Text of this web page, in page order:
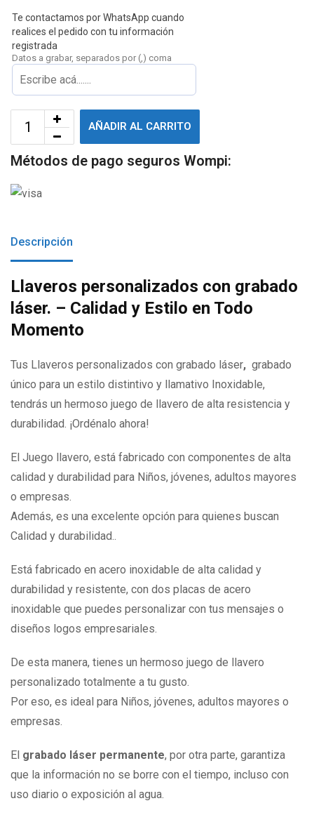
Te contactamos por WhatsApp cuando
realices el pedido con tu información
registrada
Datos a grabar, separados por (,) coma
AÑADIR AL CARRITO
Métodos de pago seguros Wompi:
Descripción
Llaveros personalizados con grabado
láser. – Calidad y Estilo en Todo
Momento
Tus Llaveros personalizados con grabado láser, grabado
único para un estilo distintivo y llamativo Inoxidable,
tendrás un hermoso juego de llavero de alta resistencia y
durabilidad. ¡Ordénalo ahora!
El Juego llavero, está fabricado con componentes de alta
calidad y durabilidad para Niños, jóvenes, adultos mayores
o empresas.
Además, es una excelente opción para quienes buscan
Calidad y durabilidad..
Está fabricado en acero inoxidable de alta calidad y
durabilidad y resistente, con dos placas de acero
inoxidable que puedes personalizar con tus mensajes o
diseños logos empresariales.
De esta manera, tienes un hermoso juego de llavero
personalizado totalmente a tu gusto.
Por eso, es ideal para Niños, jóvenes, adultos mayores o
empresas.
El grabado láser permanente, por otra parte, garantiza
que la información no se borre con el tiempo, incluso con
uso diario o exposición al agua.